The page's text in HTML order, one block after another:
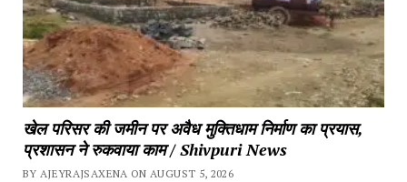
खेल परिसर की जमीन पर अवैध मुक्तिधाम निर्माण का प्रयास,
प्रशासन ने रुकवाया काम / Shivpuri News
BY AJEYRAJSAXENA ON AUGUST 5, 2026